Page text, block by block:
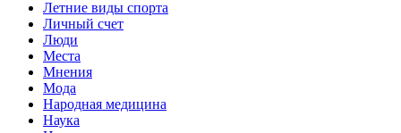
Летние виды спорта
Личный счет
Люди
Места
Мнения
Мода
Народная медицина
Наука